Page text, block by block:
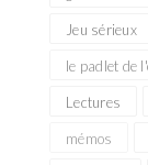
Jeu sérieux
le padlet de
Lectures
mémos